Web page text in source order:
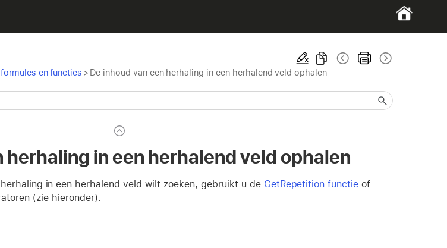
en functies > De inhoud van een herhaling in een herhalend veld ophalen
herhaling in een herhalend veld ophalen
in een herhalend veld wilt zoeken, gebruikt u de GetRepetition functieof
(zie hieronder).